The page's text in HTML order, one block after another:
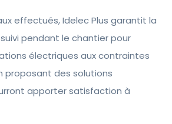
effectués, Idelec Plus garantit la
pendant le chantier pour
électriques aux contraintes
proposant des solutions
apporter satisfaction à